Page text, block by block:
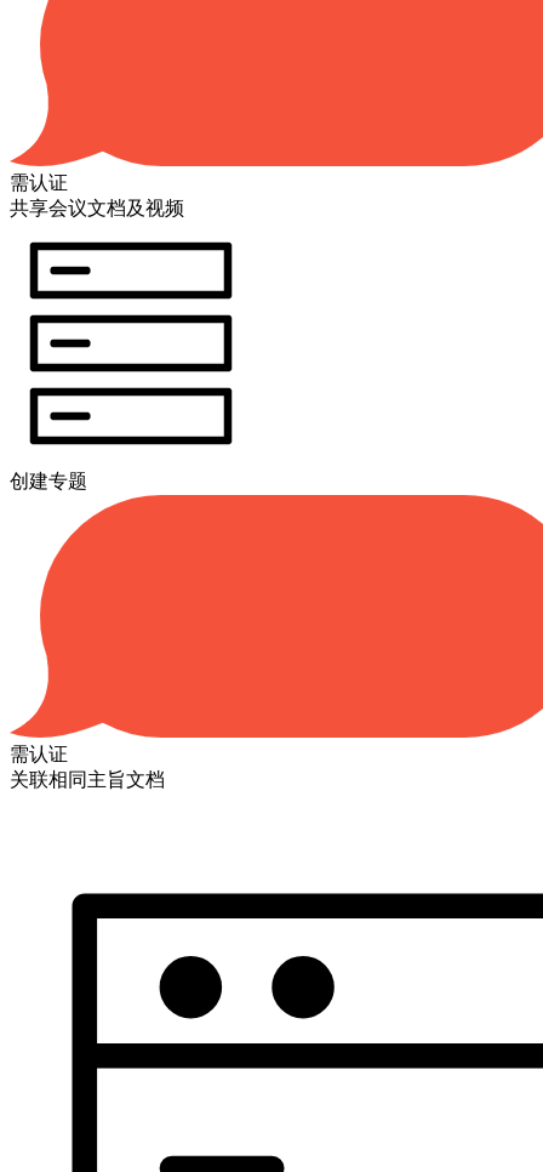
需认证
共享会议文档及视频
创建专题
需认证
关联相同主旨文档